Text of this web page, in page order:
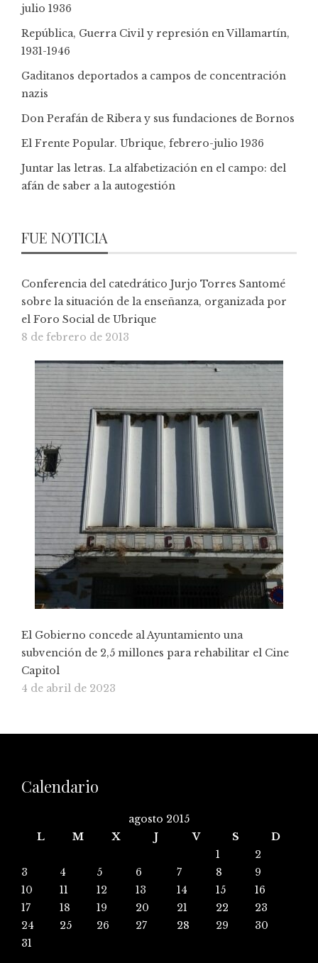
julio 1936
República, Guerra Civil y represión en Villamartín,
1931-1946
Gaditanos deportados a campos de concentración
nazis
Don Perafán de Ribera y sus fundaciones de Bornos
El Frente Popular. Ubrique, febrero-julio 1936
Juntar las letras. La alfabetización en el campo: del
afán de saber a la autogestión
FUE NOTICIA
Conferencia del catedrático Jurjo Torres Santomé
sobre la situación de la enseñanza, organizada por
el Foro Social de Ubrique
8 de febrero de 2013
El Gobierno concede al Ayuntamiento una
subvención de 2,5 millones para rehabilitar el Cine
Capitol
4 de abril de 2023
Calendario
agosto 2015
L
M X J V S
D
1
2
3
4 5 6 7 8
9
10
11 12 13 14 15
16
17
18 19 20 21 22
23
24
25 26 27 28 29
30
31